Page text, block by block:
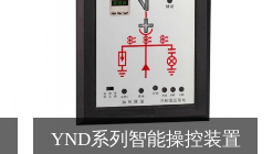
YND系列智能操控装置